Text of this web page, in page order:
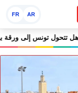
AR
FR
🔥 هل